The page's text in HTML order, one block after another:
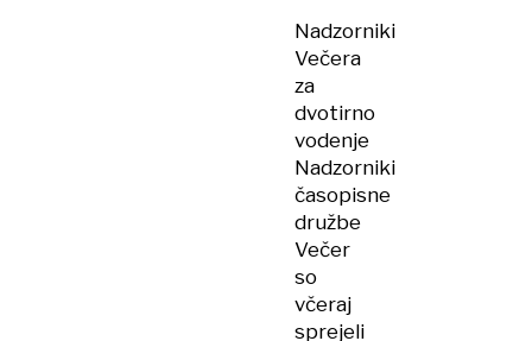
Nadzorniki
Večera
za
dvotirno
vodenje
Nadzorniki
časopisne
družbe
Večer
so
včeraj
sprejeli